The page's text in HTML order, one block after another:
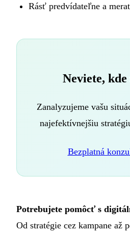
Rásť predvídateľne a
Neviete,
Zanalyzujeme vašu
najefektívnejšiu
Bezplatná
Potrebujete pomôcť s
Od stratégie cez kampane až